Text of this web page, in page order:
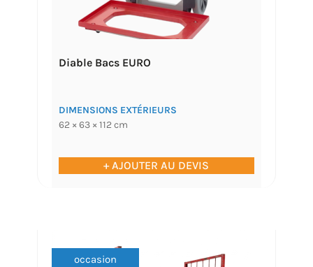
Diable Bacs EURO
DIMENSIONS EXTÉRIEURS
62 × 63 × 112 cm
+ AJOUTER AU DEVIS
occasion